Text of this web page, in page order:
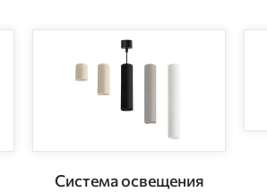
Система освещения